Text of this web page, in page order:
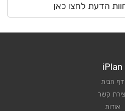
הדעת לחצו כאן
iPlan
דף הבית
קשר
אודות